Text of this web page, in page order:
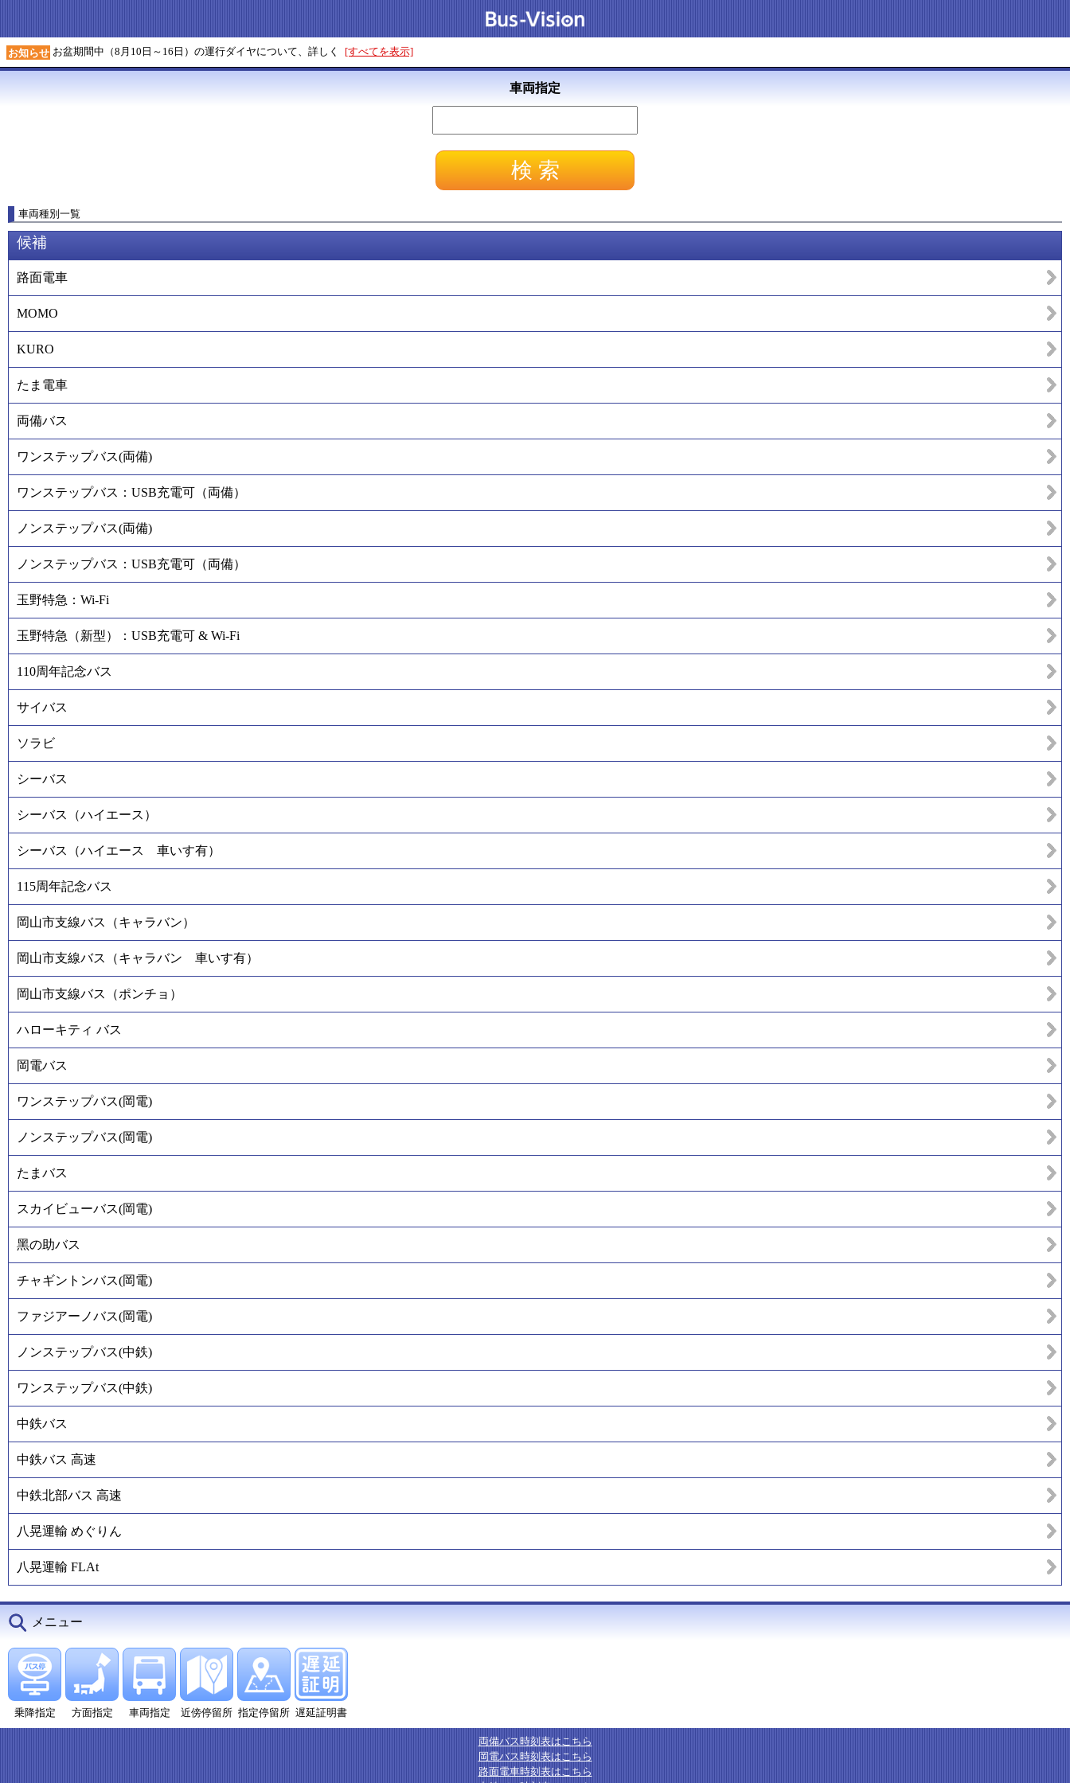
お知らせ お盆期間中（8月10日～16日）の運行ダイヤについて、詳しく [すべてを表示]
車両指定
車両種別一覧
候補
路面電車
MOMO
KURO
たま電車
両備バス
ワンステップバス(両備)
ワンステップバス：USB充電可（両備）
ノンステップバス(両備)
ノンステップバス：USB充電可（両備）
玉野特急：Wi-Fi
玉野特急（新型）：USB充電可 & Wi-Fi
110周年記念バス
サイバス
ソラビ
シーバス
シーバス（ハイエース）
シーバス（ハイエース 車いす有）
115周年記念バス
岡山市支線バス（キャラバン）
岡山市支線バス（キャラバン 車いす有）
岡山市支線バス（ポンチョ）
ハローキティ バス
岡電バス
ワンステップバス(岡電)
ノンステップバス(岡電)
たまバス
スカイビューバス(岡電)
黑の助バス
チャギントンバス(岡電)
ファジアーノバス(岡電)
ノンステップバス(中鉄)
ワンステップバス(中鉄)
中鉄バス
中鉄バス 高速
中鉄北部バス 高速
八晃運輸 めぐりん
八晃運輸 FLAt
メニュー
乗降指定 方面指定 車両指定 近傍停留所 指定停留所 遅延証明書
両備バス時刻表はこちら
岡電バス時刻表はこちら
路面電車時刻表はこちら